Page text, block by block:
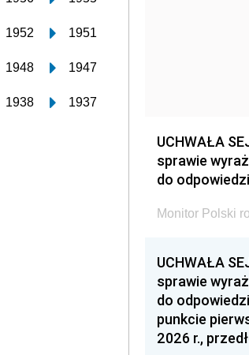
1952 1951
1948 1947
1938 1937
UCHWAŁA
sprawie
do
Monitor Polski
UCHWAŁA
sprawie
do
punkcie
2026 r.,